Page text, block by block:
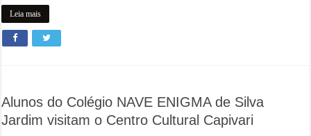
Leia mais
Alunos do Colégio NAVE ENIGMA de Silva
Jardim visitam o Centro Cultural Capivari